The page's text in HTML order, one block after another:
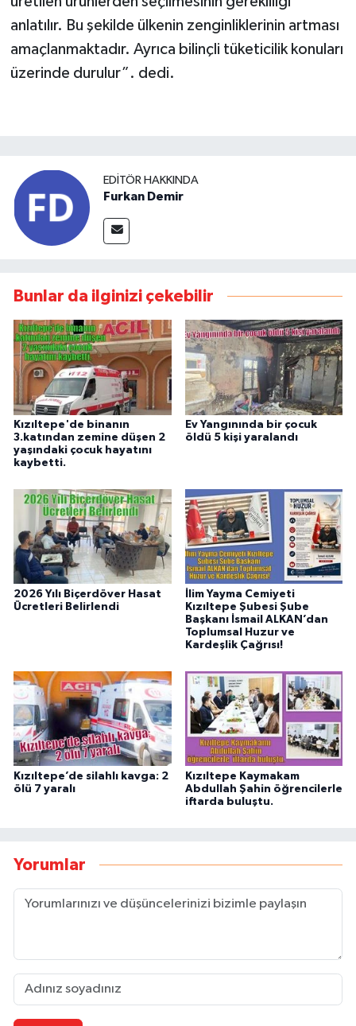
anlatılır. Bu şekilde ülkenin zenginliklerinin artması
amaçlanmaktadır. Ayrıca bilinçli tüketicilik konuları
üzerinde durulur”. dedi.
EDITÖR HAKKINDA
Furkan Demir
Bunlar da ilginizi çekebilir
Kızıltepe'de binanın
3.katından zemine düşen 2
yaşındaki çocuk hayatını
kaybetti.
Ev Yangınında bir çocuk
öldü 5 kişi yaralandı
2026 Yılı Biçerdöver Hasat
Ücretleri Belirlendi
İlim Yayma Cemiyeti
Kızıltepe Şubesi Şube
Başkanı İsmail ALKAN’dan
Toplumsal Huzur ve
Kardeşlik Çağrısı!
Kızıltepe’de silahlı kavga: 2
ölü 7 yaralı
Kızıltepe Kaymakam
Abdullah Şahin öğrencilerle
iftarda buluştu.
Yorumlar